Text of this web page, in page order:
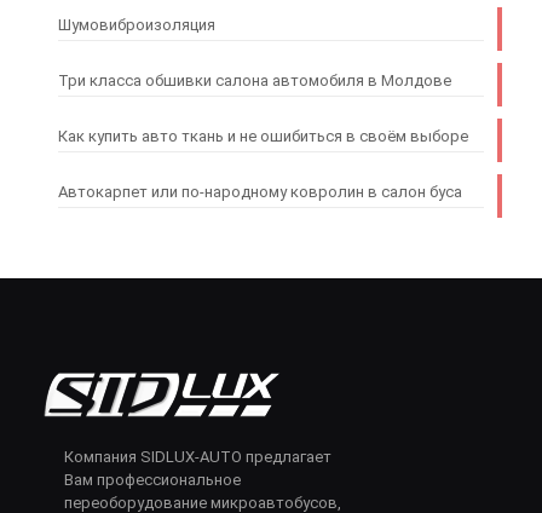
Шумовиброизоляция
Три класса обшивки салона автомобиля в Молдове
Как купить авто ткань и не ошибиться в своём выборе
Автокарпет или по-народному ковролин в салон буса
Компания SIDLUX-AUTO предлагает
Вам профессиональное
переоборудование микроавтобусов,